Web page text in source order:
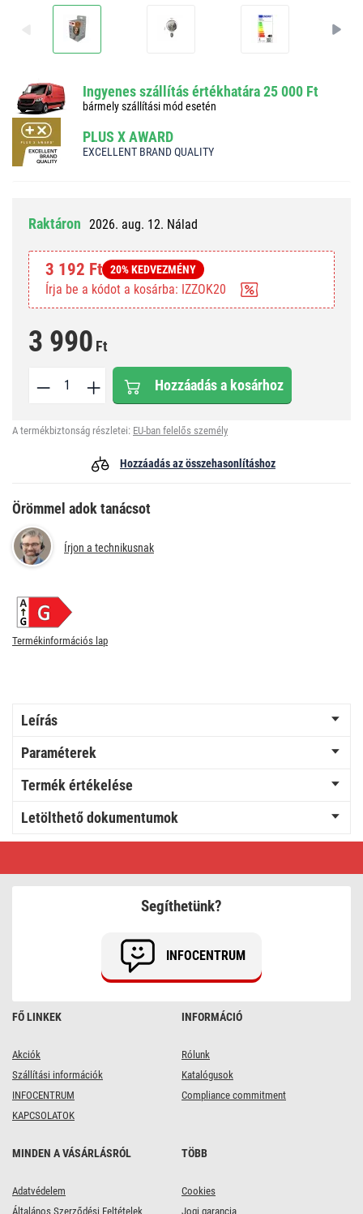
Ingyenes szállítás értékhatára 25 000 Ft
bármely szállítási mód esetén
PLUS X AWARD
EXCELLENT BRAND QUALITY
Raktáron 2026. aug. 12. Nálad
3 192 Ft 20% KEDVEZMÉNY
Írja be a kódot a kosárba: IZZOK20
3 990 Ft
Hozzáadás a kosárhoz
A termékbiztonság részletei: EU-ban felelős személy
Hozzáadás az összehasonlításhoz
Örömmel adok tanácsot
Írjon a technikusnak
Termékinformációs lap
Leírás
Paraméterek
Termék értékelése
Letölthető dokumentumok
FŐ LINKEK
Akciók
Szállítási információk
INFOCENTRUM
KAPCSOLATOK
INFORMÁCIÓ
Rólunk
Katalógusok
Compliance commitment
MINDEN A VÁSÁRLÁSRÓL
Adatvédelem
Általános Szerződési Feltételek
TÖBB
Cookies
Jogi garancia
Segíthetünk?
INFOCENTRUM